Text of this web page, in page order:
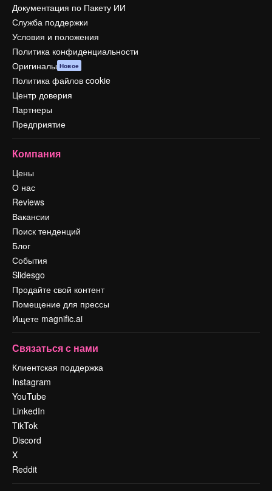
Документация по Пакету ИИ
Служба поддержки
Условия и положения
Политика конфиденциальности
Оригиналы Новое
Политика файлов cookie
Центр доверия
Партнеры
Предприятие
Компания
Цены
О нас
Reviews
Вакансии
Поиск тенденций
Блог
События
Slidesgo
Продайте свой контент
Помещение для прессы
Ищете magnific.ai
Связаться с нами
Клиентская поддержка
Instagram
YouTube
LinkedIn
TikTok
Discord
X
Reddit